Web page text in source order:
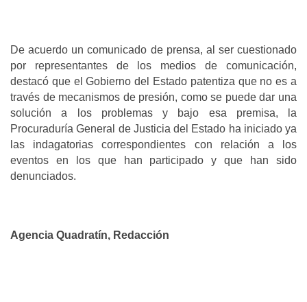
De acuerdo un comunicado de prensa, al ser cuestionado
por representantes de los medios de comunicación,
destacó que el Gobierno del Estado patentiza que no es a
través de mecanismos de presión, como se puede dar una
solución a los problemas y bajo esa premisa, la
Procuraduría General de Justicia del Estado ha iniciado ya
las indagatorias correspondientes con relación a los
eventos en los que han participado y que han sido
denunciados.
Agencia Quadratín, Redacción